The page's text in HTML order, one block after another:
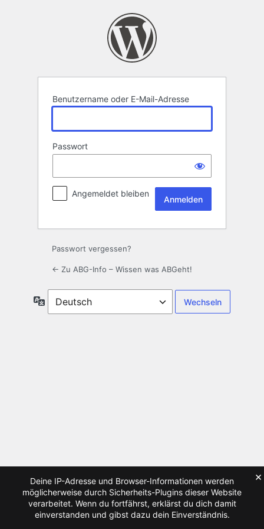
Benutzername oder E-Mail-Adresse
Passwort
Angemeldet bleiben
Passwort vergessen?
← Zu ABG-Info – Wissen was ABGeht!
Sprache
Deine IP-Adresse und Browser-Informationen werden
möglicherweise durch Sicherheits-Plugins dieser Website
verarbeitet. Wenn du fortfährst, erklärst du dich damit
einverstanden und gibst dazu dein Einverständnis.
×